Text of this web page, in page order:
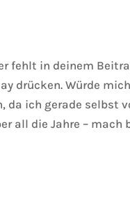
fehlt in deinem
drücken. Würde
da ich gerade selbst
all die Jahre – mach